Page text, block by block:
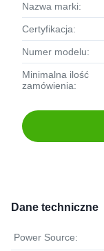
Nazwa marki:
Certyfikacja:
Numer modelu:
Minimalna ilość
zamówienia:
Dane techniczne
Power Source: